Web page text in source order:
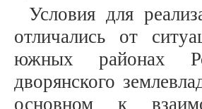
Условия для
отличались от
южных районах
дворянского
основном к